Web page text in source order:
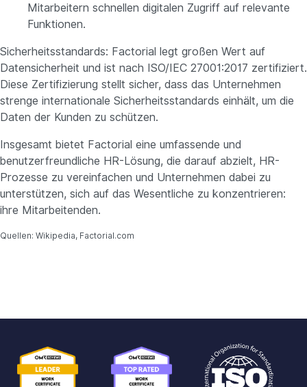
Mitarbeitern schnellen digitalen Zugriff auf relevante
Funktionen.
Sicherheitsstandards: Factorial legt großen Wert auf
Datensicherheit und ist nach ISO/IEC 27001:2017 zertifiziert.
Diese Zertifizierung stellt sicher, dass das Unternehmen
strenge internationale Sicherheitsstandards einhält, um die
Daten der Kunden zu schützen.
Insgesamt bietet Factorial eine umfassende und
benutzerfreundliche HR-Lösung, die darauf abzielt, HR-
Prozesse zu vereinfachen und Unternehmen dabei zu
unterstützen, sich auf das Wesentliche zu konzentrieren:
ihre Mitarbeitenden.
Quellen: Wikipedia, Factorial.com